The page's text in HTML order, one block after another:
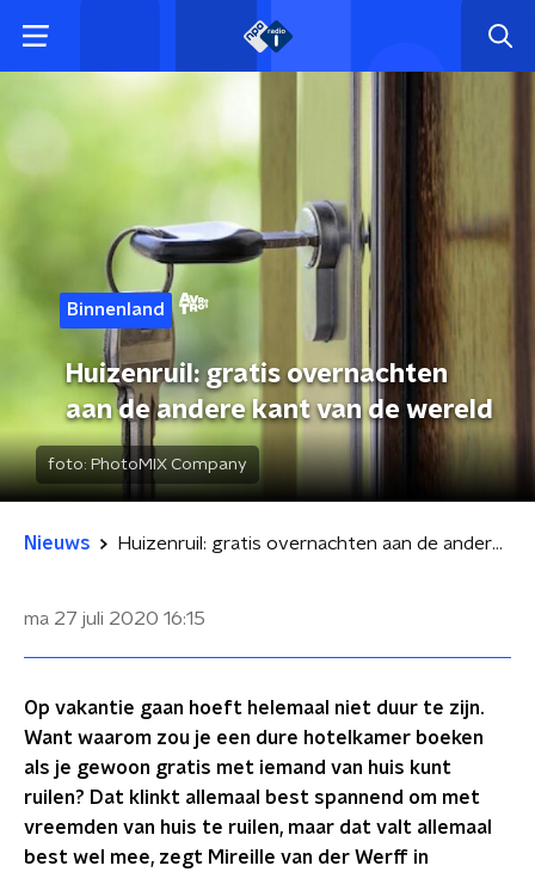
Binnenland
Huizenruil: gratis overnachten
aan de andere kant van de wereld
foto: PhotoMIX Company
Nieuws Huizenruil: gratis overnachten aan de andere kant van de wereld
ma 27 juli 2020 16:15
Op vakantie gaan hoeft helemaal niet duur te zijn.
Want waarom zou je een dure hotelkamer boeken
als je gewoon gratis met iemand van huis kunt
ruilen? Dat klinkt allemaal best spannend om met
vreemden van huis te ruilen, maar dat valt allemaal
best wel mee, zegt Mireille van der Werff in